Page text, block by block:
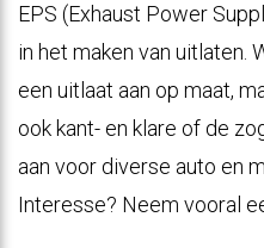
EPS (Exhaust Power
in het maken van uitlaten.
een uitlaat aan op maat,
ook kant- en klare of de
aan voor diverse auto en
Interesse? Neem vooral